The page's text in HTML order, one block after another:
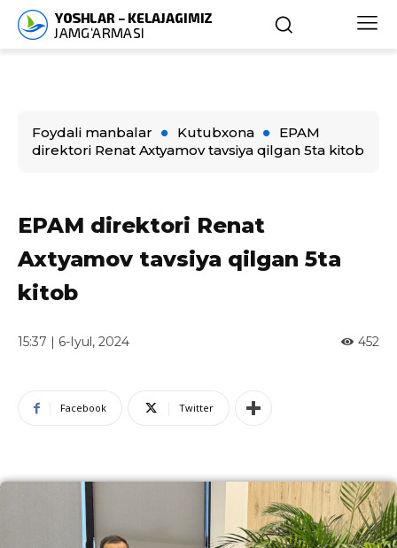
Foydali manbalar Kutubxona
EPAM
direktori Renat Axtyamov tavsiya qilgan 5ta kitob
EPAM direktori Renat
Axtyamov tavsiya qilgan 5ta
kitob
15:37 | 6-Iyul, 2024 452
Facebook Twitter